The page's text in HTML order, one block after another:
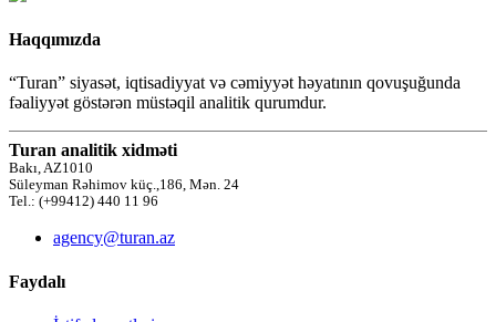
Haqqımızda
“Turan” siyasət, iqtisadiyyat və cəmiyyət həyatının qovuşuğunda
fəaliyyət göstərən müstəqil analitik qurumdur.
Turan analitik xidməti
Bakı, AZ1010
Süleyman Rəhimov küç.,186, Mən. 24
Tel.: (+99412) 440 11 96
agency@turan.az
Faydalı